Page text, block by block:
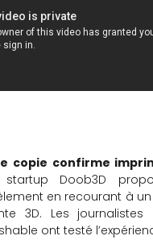
copie confirme
startup Doob3D
en recourant à
3D. Les journalistes
ont testé